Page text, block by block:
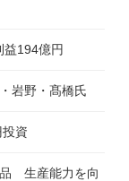
194億円
岩野・髙橋氏
資
生産能力を向